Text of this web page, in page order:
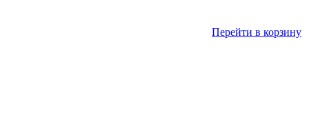
Перейти в корзину